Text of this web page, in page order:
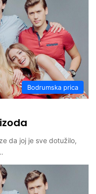
Bodrumska prica
da joj je sve dotužilo,